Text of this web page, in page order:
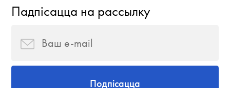
Падпісацца на рассылку
Подпісацца